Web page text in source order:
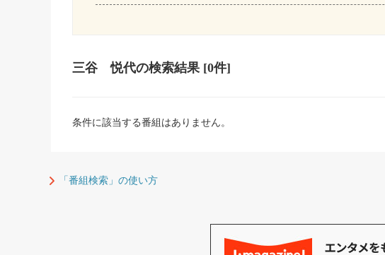
三谷 悦代の検索結果 [0件]
条件に該当する番組はありません。
「番組検索」の使い方